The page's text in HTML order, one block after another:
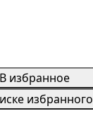
В избранное
избранного